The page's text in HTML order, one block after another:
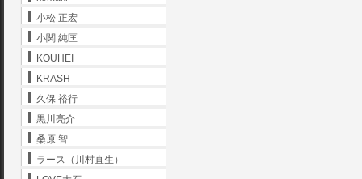
小松 正宏
小関 純匡
KOUHEI
KRASH
久保 裕行
黒川亮介
桑原 智
ラース（川村直生）